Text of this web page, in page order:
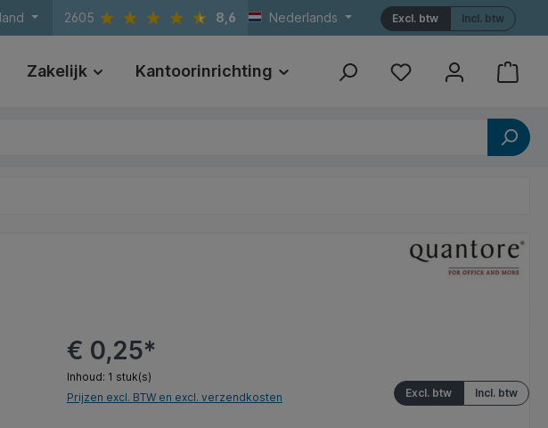
2605 8,6 Nederlands Incl. btw
Excl. btw
Zakelijk Kantoorinrichting Print Referenties
€ 0,25*
Inhoud: 1 stuk(s)
Incl. btw
Excl. btw
Prijzen excl. BTW en excl. verzendkosten